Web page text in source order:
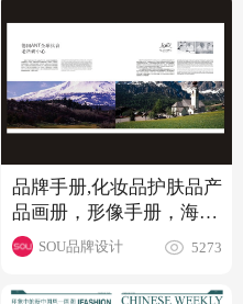
品牌手册,化妆品护肤品产
品画册，形像手册，海报
设计SOU品牌设计 5273